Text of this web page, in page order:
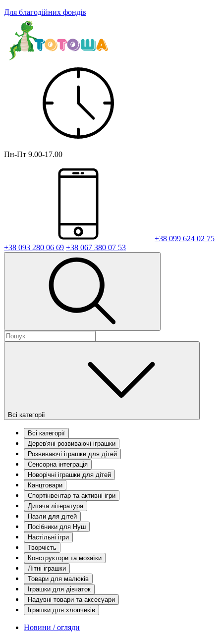
Для благодійних фондів
Пн-Пт 9.00-17.00
+38 099 624 02 75
+38 093 280 06 69 +38 067 380 07 53
Всі категорії
Всі категорії
Дерев'яні розвиваючі іграшки
Розвиваючі іграшки для дітей
Сенсорна інтеграція
Новорічні іграшки для дітей
Канцтовари
Спортінвентар та активні ігри
Дитяча література
Пазли для дітей
Посібники для Нуш
Настільні ігри
Творчість
Конструктори та мозаїки
Літні іграшки
Товари для малюків
Іграшки для дівчаток
Надувні товари та аксесуари
Іграшки для хлопчиків
Новини / огляди